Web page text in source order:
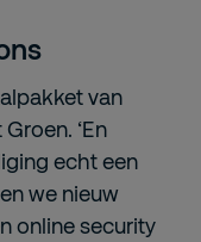
van
‘En
echt een
we nieuw
online security